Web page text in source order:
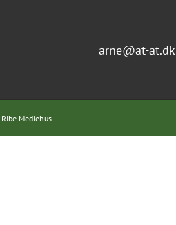
arne@at-at.dk
Ribe Mediehus